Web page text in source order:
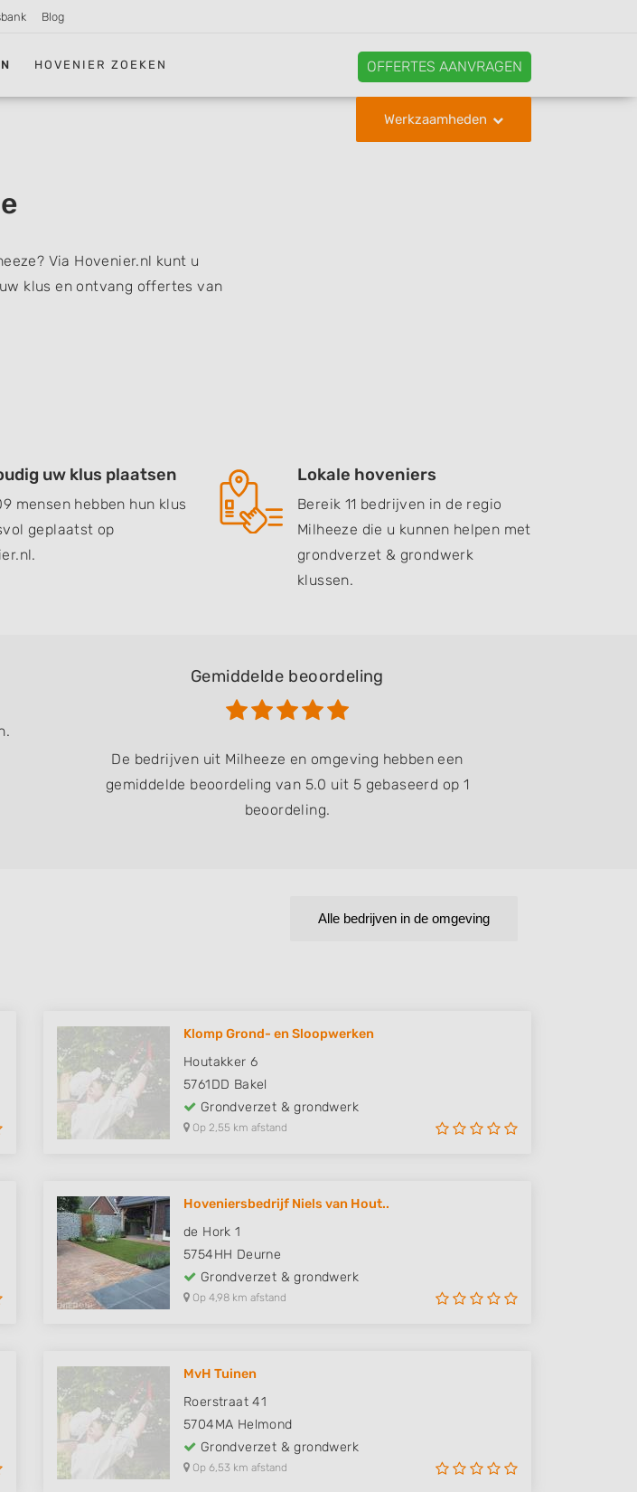
Blog
HOVENIER ZOEKEN OFFERTES AANVRAGEN
Werkzaamheden
Via Hovenier.nl kunt u
klus en ontvang offertes van
uw klus plaatsen
mensen hebben hun klus
geplaatst op
Lokale hoveniers
Bereik 11 bedrijven in de regio
Milheeze die u kunnen helpen met
grondverzet & grondwerk
klussen.
Gemiddelde beoordeling
De bedrijven uit Milheeze en omgeving hebben een
gemiddelde beoordeling van 5.0 uit 5 gebaseerd op 1
beoordeling.
Alle bedrijven in de omgeving
Klomp Grond- en Sloopwerken
Houtakker 6
5761DD Bakel
Grondverzet & grondwerk
Op 2,55 km afstand
Hoveniersbedrijf Niels van Hout..
de Hork 1
5754HH Deurne
Grondverzet & grondwerk
Op 4,98 km afstand
MvH Tuinen
Roerstraat 41
5704MA Helmond
Grondverzet & grondwerk
Op 6,53 km afstand